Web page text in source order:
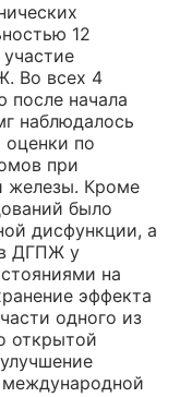
12
Во всех 4
после начала
наблюдалось
оценки по
при
железы. Кроме
было
дисфункции, а
ДГПЖ у
на
эффекта
одного из
открытой
международной